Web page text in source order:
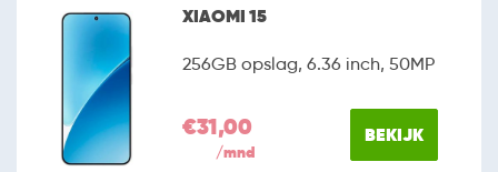
XIAOMI 15
256GB opslag, 6.36 inch, 50MP
€31,00
/mnd
BEKIJK